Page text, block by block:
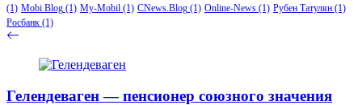
(1) Mobi Blog (1) My-Mobil (1) CNews.Blog (1) Online-News (1) Рубен Татулян (1)
Росбанк (1)
Гелендеваген — пенсионер союзного значения